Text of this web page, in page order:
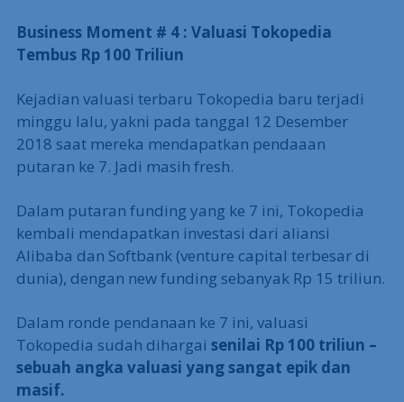
Business Moment # 4 : Valuasi Tokopedia
Tembus Rp 100 Triliun
Kejadian valuasi terbaru Tokopedia baru terjadi
minggu lalu, yakni pada tanggal 12 Desember
2018 saat mereka mendapatkan pendaaan
putaran ke 7. Jadi masih fresh.
Dalam putaran funding yang ke 7 ini, Tokopedia
kembali mendapatkan investasi dari aliansi
Alibaba dan Softbank (venture capital terbesar di
dunia), dengan new funding sebanyak Rp 15 triliun.
Dalam ronde pendanaan ke 7 ini, valuasi
Tokopedia sudah dihargai senilai Rp 100 triliun –
sebuah angka valuasi yang sangat epik dan
masif.